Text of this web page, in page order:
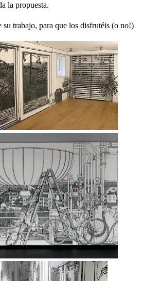
la propuesta.
su trabajo, para que los disfrutéis (o no!)